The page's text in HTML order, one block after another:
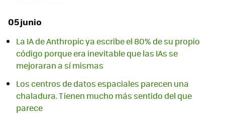
05 junio
La IA de Anthropic ya escribe el 80% de su propio
código porque era inevitable que las IAs se
mejoraran a sí mismas
Los centros de datos espaciales parecen una
chaladura. Tienen mucho más sentido del que
parece